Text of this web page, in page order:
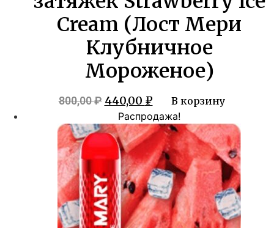
Cream (Лост Мери
Клубничное
Мороженое)
800,00₽ Первоначальная
цена
составляла
800,00 ₽.
440,00 ₽Текущая
цена:
440,00 ₽.
В корзину
Распродажа!